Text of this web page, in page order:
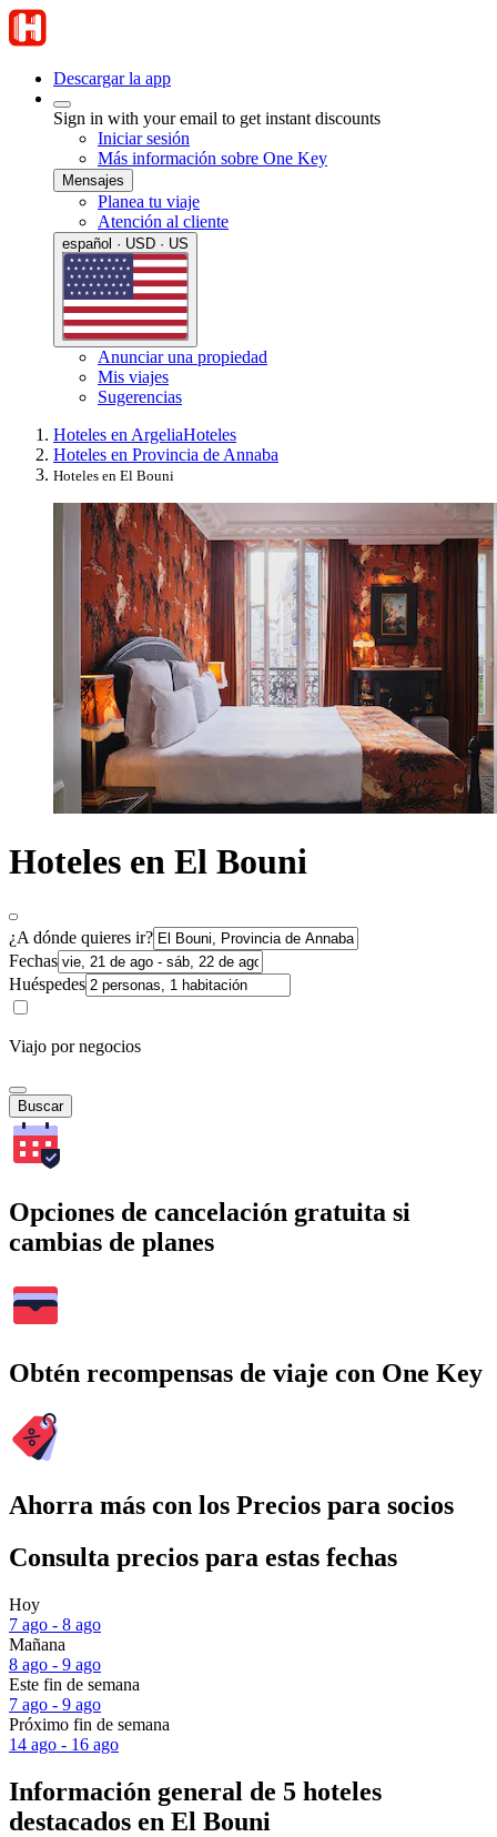
Descargar la app
Sign in with your email to get instant discounts
Iniciar sesión
Más información sobre One Key
Mensajes
Planea tu viaje
Atención al cliente
español · USD · US
Anunciar una propiedad
Mis viajes
Sugerencias
Hoteles en ArgeliaHoteles
Hoteles en Provincia de Annaba
Hoteles en El Bouni
Hoteles en El Bouni
¿A dónde quieres ir?
Fechas
Huéspedes
Viajo por negocios
Buscar
Opciones de cancelación gratuita si
cambias de planes
Obtén recompensas de viaje con One Key
Ahorra más con los Precios para socios
Consulta precios para estas fechas
Hoy
7 ago - 8 ago
Mañana
8 ago - 9 ago
Este fin de semana
7 ago - 9 ago
Próximo fin de semana
14 ago - 16 ago
Información general de 5 hoteles
destacados en El Bouni